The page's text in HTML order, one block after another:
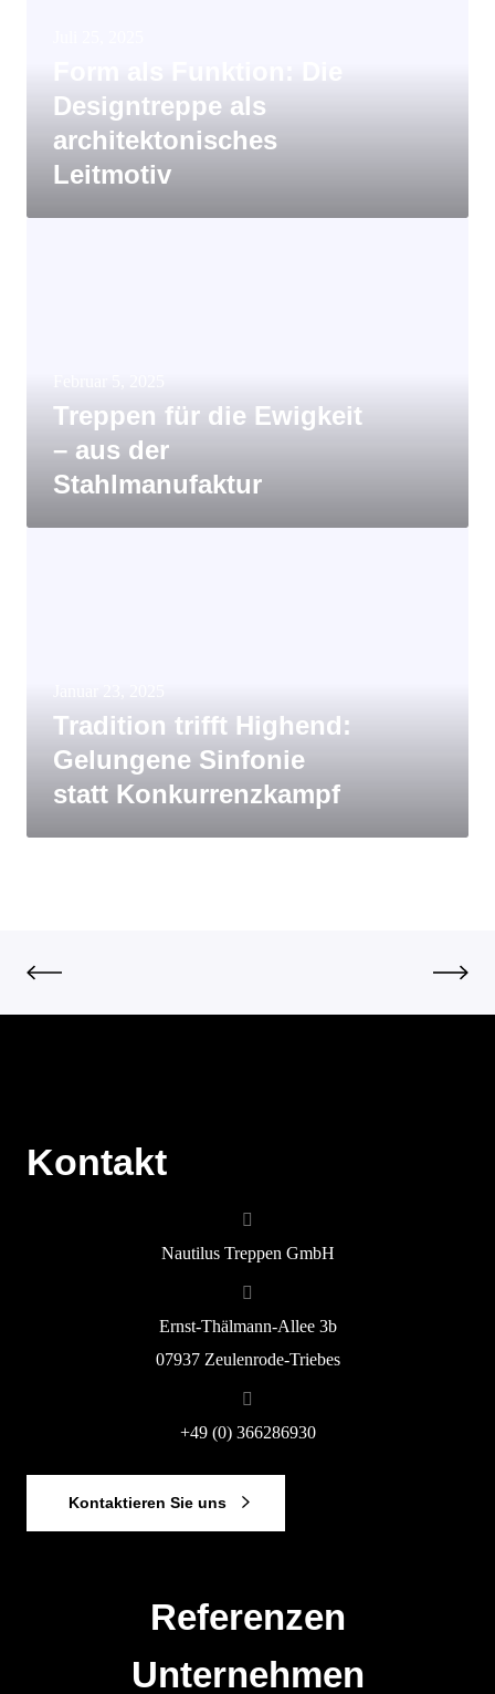
Designtreppe als
architektonisches
Leitmotiv
Treppen für die Ewigkeit
– aus der
Stahlmanufaktur
Tradition trifft Highend:
Gelungene Sinfonie
statt Konkurrenzkampf
Kontakt
Nautilus Treppen GmbH
Ernst-Thälmann-Allee 3b
07937 Zeulenrode-Triebes
+49 (0) 366286930
Kontaktieren Sie uns
Referenzen
Unternehmen